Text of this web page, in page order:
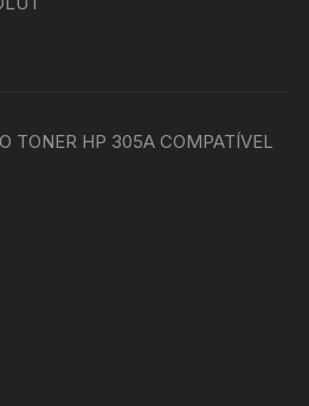
TONER HP 305A COMPATÍVEL